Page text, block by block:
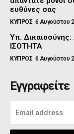
ευθύνες σας
ΚΥΠΡΟΣ 6 Αυγούστου
Υπ.
ΙΣΟΤΗΤΑ
ΚΥΠΡΟΣ 6 Αυγούστου
Εγγραφείτε